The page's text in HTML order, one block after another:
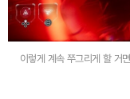
이렇게 계속 쭈그리게 할 거